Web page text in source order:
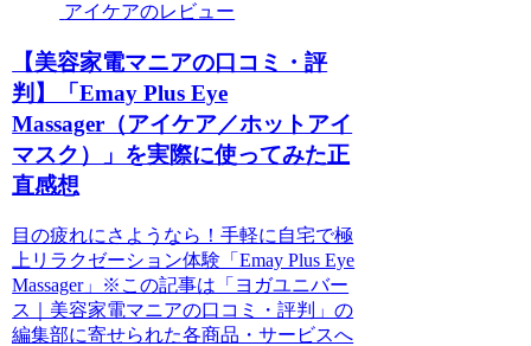
アイケアのレビュー
【美容家電マニアの口コミ・評
判】「Emay Plus Eye
Massager（アイケア／ホットアイ
マスク）」を実際に使ってみた正
直感想
目の疲れにさようなら！手軽に自宅で極
上リラクゼーション体験「Emay Plus Eye
Massager」※この記事は「ヨガユニバー
ス｜美容家電マニアの口コミ・評判」の
編集部に寄せられた各商品・サービスへ